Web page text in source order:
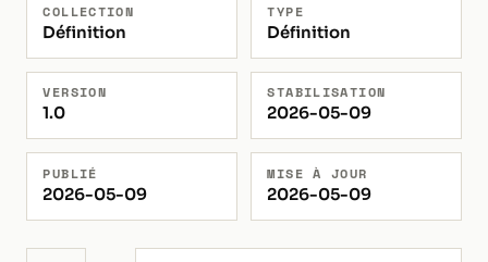
COLLECTION
Définition
TYPE
Définition
VERSION
1.0
STABILISATION
2026-05-09
PUBLIÉ
2026-05-09
MISE À JOUR
2026-05-09